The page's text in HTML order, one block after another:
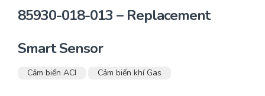
85930-018-013 – Replacement
Smart Sensor
Cảm biến ACI Cảm biến khí Gas